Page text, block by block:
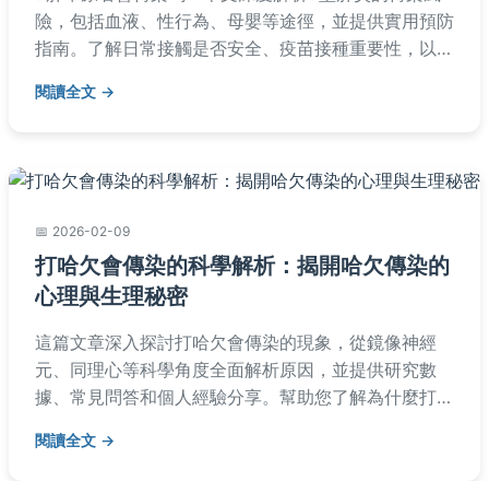
險，包括血液、性行為、母嬰等途徑，並提供實用預防
指南。了解日常接觸是否安全、疫苗接種重要性，以及
閱讀全文
2026-02-09
打哈欠會傳染的科學解析：揭開哈欠傳染的
心理與生理秘密
這篇文章深入探討打哈欠會傳染的現象，從鏡像神經
元、同理心等科學角度全面解析原因，並提供研究數
據、常見問答和個人經驗分享。幫助您了解為什麼打哈
關疑問。
閱讀全文